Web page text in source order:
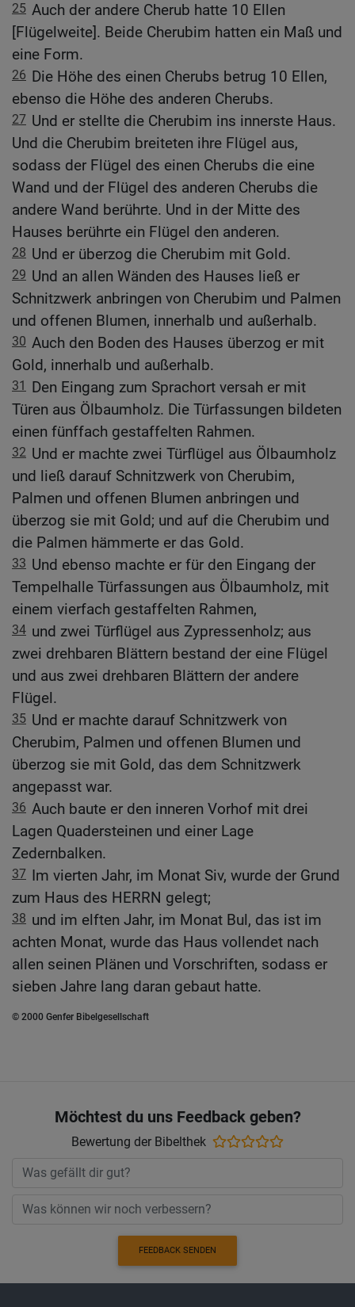
25 Auch der andere Cherub hatte 10 Ellen
[Flügelweite]. Beide Cherubim hatten ein Maß und
eine Form.
26 Die Höhe des einen Cherubs betrug 10 Ellen,
ebenso die Höhe des anderen Cherubs.
27 Und er stellte die Cherubim ins innerste Haus.
Und die Cherubim breiteten ihre Flügel aus,
sodass der Flügel des einen Cherubs die eine
Wand und der Flügel des anderen Cherubs die
andere Wand berührte. Und in der Mitte des
Hauses berührte ein Flügel den anderen.
28 Und er überzog die Cherubim mit Gold.
29 Und an allen Wänden des Hauses ließ er
Schnitzwerk anbringen von Cherubim und Palmen
und offenen Blumen, innerhalb und außerhalb.
30 Auch den Boden des Hauses überzog er mit
Gold, innerhalb und außerhalb.
31
Den Eingang zum Sprachort versah er mit
Türen aus Ölbaumholz. Die Türfassungen bildeten
einen fünffach gestaffelten Rahmen.
32 Und er machte zwei Türflügel aus Ölbaumholz
und ließ darauf Schnitzwerk von Cherubim,
Palmen und offenen Blumen anbringen und
überzog sie mit Gold; und auf die Cherubim und
die Palmen hämmerte er das Gold.
33 Und ebenso machte er für den Eingang der
Tempelhalle Türfassungen aus Ölbaumholz, mit
einem vierfach gestaffelten Rahmen,
34 und zwei Türflügel aus Zypressenholz; aus
zwei drehbaren Blättern bestand der eine Flügel
und aus zwei drehbaren Blättern der andere
Flügel.
35 Und er machte darauf Schnitzwerk von
Cherubim, Palmen und offenen Blumen und
überzog sie mit Gold, das dem Schnitzwerk
angepasst war.
36 Auch baute er den inneren Vorhof mit drei
Lagen Quadersteinen und einer Lage
Zedernbalken.
37 Im vierten Jahr, im Monat Siv, wurde der Grund
zum Haus des HERRN gelegt;
38 und im elften Jahr, im Monat Bul, das ist im
achten Monat, wurde das Haus vollendet nach
allen seinen Plänen und Vorschriften, sodass er
sieben Jahre lang daran gebaut hatte.
© 2000 Genfer Bibelgesellschaft
Möchtest du uns Feedback geben?
Bewertung der Bibelthek
FEEDBACK SENDEN